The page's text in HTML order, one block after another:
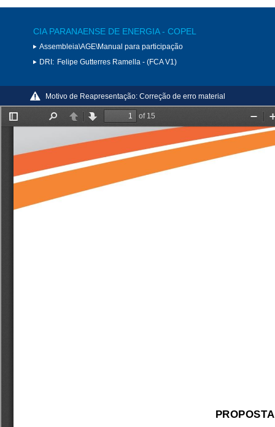
CIA PARANAENSE DE ENERGIA - COPEL
Assembleia\AGE\Manual para participação
DRI: Felipe Gutterres Ramella - (FCA V1)
Motivo de Reapresentação: Correção de erro material